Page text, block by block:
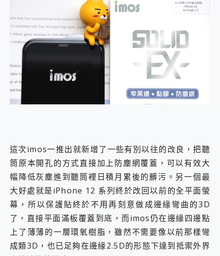
這次imos一推出就新增了一些有別以往的改良，把聽
筒原本開孔的方式直接加上防塵網覆蓋，可以有效大
幅降低灰塵進到聽筒裡日積月累後的髒污。另一個最
大好處就是iPhone 12 系列終於改回以前的全平面螢
幕，所以保護貼終於不用再刻意做成邊緣彎曲的3D
了，直接平面滿板覆蓋到底，而imos仍在邊緣四邊點
上了薄薄的一層環氧樹脂，雖然不需要像以前那樣彎
成類3D，也已足夠在邊緣2.5D的形態下達到抵禦外界